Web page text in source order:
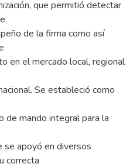
que permitió detectar
de la firma como así
en el mercado local, regional
Se estableció como
de mando integral para la
se apoyó en diversos
correcta